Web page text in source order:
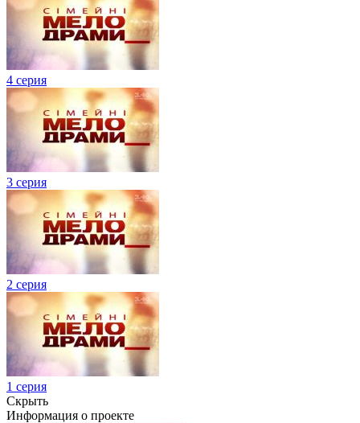
4 серия
3 серия
2 серия
1 серия
Скрыть
Информация о проекте